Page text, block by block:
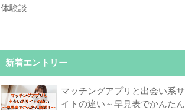
体験談
新着エントリー
マッチングアプリと出会い系サ
イトの違い～早見表でかんたん